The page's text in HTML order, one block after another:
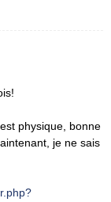
physique, bonne
je ne sais